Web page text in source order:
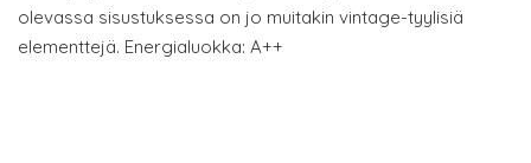
olevassa sisustuksessa on jo muitakin vintage-tyylisiä
elementtejä. Energialuokka: A++